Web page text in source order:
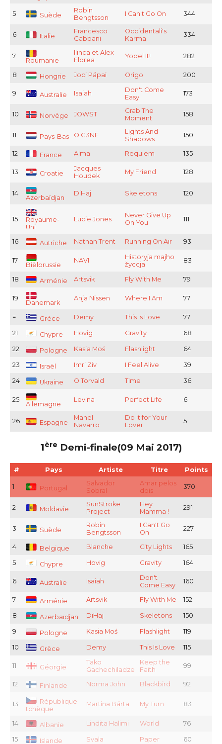
5 Suède
Robin
Bengtsson
I Can't Go On 344
6 Italie
Francesco
Gabbani
Occidentali's
Karma
334
7
Roumanie
Ilinca et Alex
Florea
Yodel It! 282
8 Hongrie Joci Pápai Origo 200
9 Australie Isaiah
Don't Come
Easy
173
10 Norvège JOWST
Grab The
Moment
158
11 Pays-Bas O'G3NE
Lights And
Shadows
150
12 France Alma Requiem 135
13 Croatie
Jacques
Houdek
My Friend 128
14
Azerbaïdjan
DiHaj Skeletons 120
15
Royaume-
Uni
Lucie Jones
Never Give Up
On You
111
16 Autriche Nathan Trent Running On Air 93
17
Bièlorussie
NAVI
Historyja majho
žyccja
83
18 Arménie Artsvik Fly With Me 79
19
Danemark
Anja Nissen Where I Am 77
= Grèce Demy This Is Love 77
21 Chypre Hovig Gravity 68
22 Pologne Kasia Moś Flashlight 64
23 Israël Imri Ziv I Feel Alive 39
24 Ukraine O.Torvald Time 36
25
Allemagne
Levina Perfect Life 6
26 Espagne
Manel
Navarro
Do It for Your
Lover
5
1ère Demi-finale(09 Mai 2017)
# Pays Artiste Titre Points
1 Portugal
Salvador
Sobral
Amar pelos
dois
370
2 Moldavie
SunStroke
Project
Hey
Mamma !
291
3 Suède
Robin
Bengtsson
I Can't Go
On
227
4 Belgique Blanche City Lights 165
5 Chypre Hovig Gravity 164
6 Australie Isaiah
Don't
Come Easy
160
7 Arménie Artsvik Fly With Me 152
8 Azerbaïdjan DiHaj Skeletons 150
9 Pologne Kasia Moś Flashlight 119
10 Grèce Demy This Is Love 115
11 Géorgie
Tako
Gachechiladze
Keep the
Faith
99
12 Finlande Norma John Blackbird 92
13
République
tchèque
Martina Bárta My Turn 83
14 Albanie Lindita Halimi World 76
15 Islande Svala Paper 60